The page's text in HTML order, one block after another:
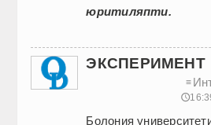
юритиляпти.
ЭКСПЕРИМЕНТ
≡
Болония